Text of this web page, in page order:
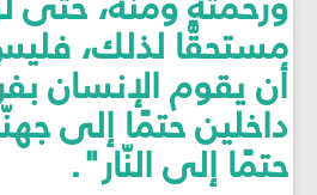
مستحقًّا لذلك،
أن يقوم الإنسان
داخلين حتمًا إلى
حتمًا إلى النّار".